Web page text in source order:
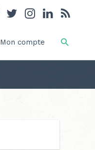
Mon compte